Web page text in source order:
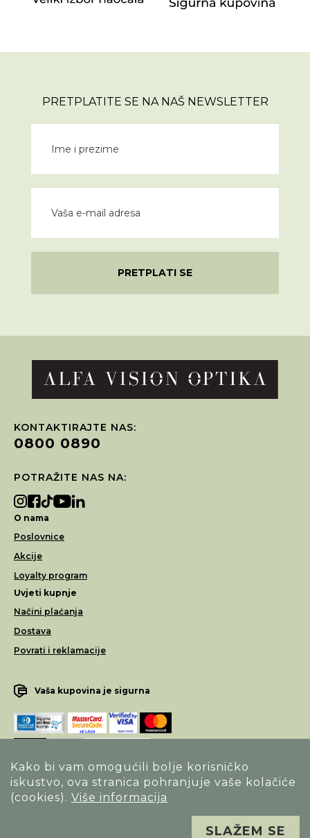
Kako bi vam omogućili bolje korisničko
iskustvo, ova stranica pohranjuje vaše kolačiće
(cookies). Više informacija
SLAŽEM SE
PRETPLATITE SE NA NAŠ NEWSLETTER
PRETPLATI SE
KONTAKTIRAJTE NAS:
0800 0890
POTRAŽITE NAS NA:
O nama
Poslovnice
Akcije
Loyalty program
Uvjeti kupnje
Načini plaćanja
Dostava
Povrati i reklamacije
Vaša kupovina je sigurna
Opći uvjeti poslovanja
Sva prava pridržana. Alfa Vision optika ©